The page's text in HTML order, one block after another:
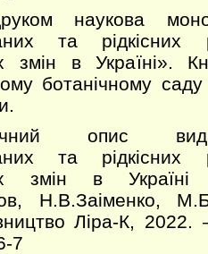
наукова
та
змін в Україні».
ботанічному
опис
та
змін в
Н.В.Заіменко,
Ліра-К,
7